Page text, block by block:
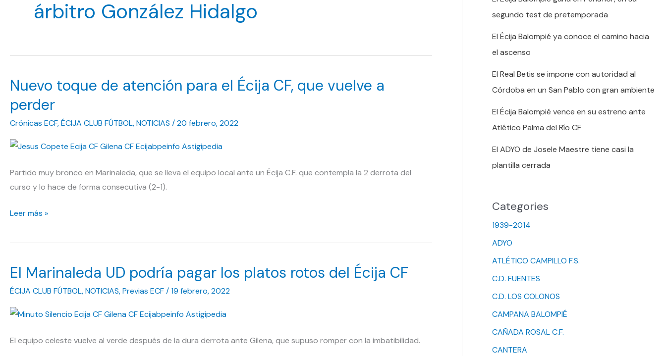
árbitro González Hidalgo
Nuevo toque de atención para el Écija CF, que vuelve a
perder
Crónicas ECF,ÉCIJA CLUB FÚTBOL,NOTICIAS /20 febrero, 2022
Partido muy bronco en Marinaleda, que se lleva el equipo local ante un Écija C.F. que contempla la 2 derrota del
curso y lo hace de forma consecutiva (2-1).
Nuevo
de
para
el
CF,
vuelve
Leer más »
El Marinaleda UD podría pagar los platos rotos del Écija CF
ÉCIJA CLUB FÚTBOL,NOTICIAS,Previas ECF/19 febrero, 2022
El equipo celeste vuelve al verde después de la dura derrota ante Gilena, que supuso romper con la imbatibilidad.
segundo test de pretemporada
El Écija Balompié ya conoce el camino hacia
el ascenso
El Real Betis se impone con autoridad al
Córdoba en un San Pablo con gran ambiente
El Écija Balompié vence en su estreno ante
Atlético Palma del Río CF
El ADYO de Josele Maestre tiene casi la
plantilla cerrada
Categories
1939-2014
ADYO
ATLÉTICO CAMPILLO F.S.
C.D. FUENTES
C.D. LOS COLONOS
CAMPANA BALOMPIÉ
CAÑADA ROSAL C.F.
CANTERA